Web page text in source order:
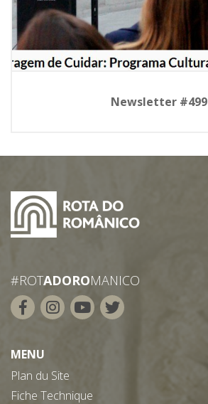
Newsletter #499
#ROTADOROMANICO
MENU
Plan du Site
Fiche Technique